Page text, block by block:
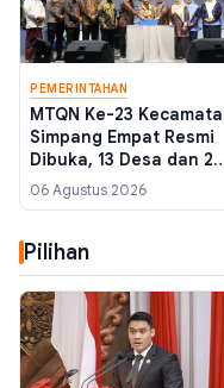
PEMERINTAHAN
MTQN Ke-23
Simpang Empat Resmi
Dibuka, 13 Desa dan 2
Kelurahan Siap Berlaga
Batulicin
06 Agustus 2026
Pilihan